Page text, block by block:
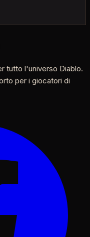
tutto l'universo Diablo.
per i giocatori di